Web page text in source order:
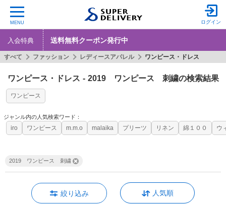
MENU ログイン
入会特典 送料無料クーポン発行中
ワンピース・ドレス - 2019 ワンピース 刺繍の検索結果
ワンピース
すべて ファッション レディースアパレル ワンピース・ドレス
ジャンル内の人気検索ワード：
iro ワンピース m.m.o malaika プリーツ リネン 綿１００ ウ
2019 ワンピース 刺繍
絞り込み 人気順